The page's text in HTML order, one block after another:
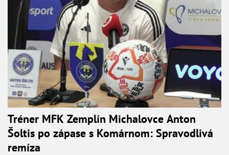
Tréner MFK Zemplín Michalovce Anton
Šoltis po zápase s Komárnom: Spravodlivá
remíza